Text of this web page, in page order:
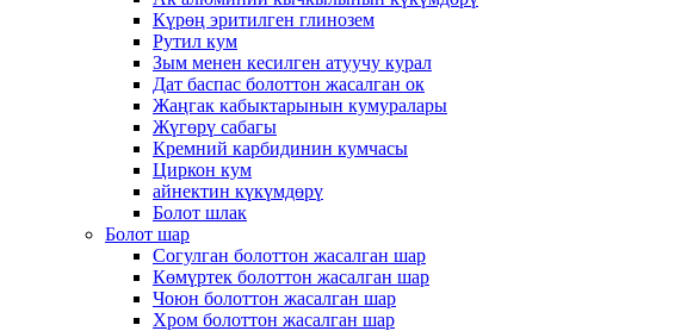
Күрөң эритилген глинозем
Рутил кум
Зым менен кесилген атуучу курал
Дат баспас болоттон жасалган ок
Жаңгак кабыктарынын кумуралары
Жүгөрү сабагы
Кремний карбидинин кумчасы
Циркон кум
айнектин күкүмдөрү
Болот шлак
Болот шар
Согулган болоттон жасалган шар
Көмүртек болоттон жасалган шар
Чоюн болоттон жасалган шар
Хром болоттон жасалган шар